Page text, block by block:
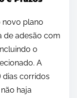
novo plano
de adesão com
o
A
dias corridos
haja